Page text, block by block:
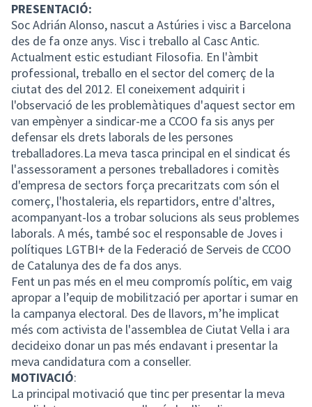
PRESENTACIÓ:
Soc Adrián Alonso, nascut a Astúries i visc a Barcelona
des de fa onze anys. Visc i treballo al Casc Antic.
Actualment estic estudiant Filosofia. En l'àmbit
professional, treballo en el sector del comerç de la
ciutat des del 2012. El coneixement adquirit i
l'observació de les problemàtiques d'aquest sector em
van empènyer a sindicar-me a CCOO fa sis anys per
defensar els drets laborals de les persones
treballadores.La meva tasca principal en el sindicat és
l'assessorament a persones treballadores i comitès
d'empresa de sectors força precaritzats com són el
comerç, l'hostaleria, els repartidors, entre d'altres,
acompanyant-los a trobar solucions als seus problemes
laborals. A més, també soc el responsable de Joves i
polítiques LGTBI+ de la Federació de Serveis de CCOO
de Catalunya des de fa dos anys.
Fent un pas més en el meu compromís polític, em vaig
apropar a l’equip de mobilització per aportar i sumar en
la campanya electoral. Des de llavors, m’he implicat
més com activista de l'assemblea de Ciutat Vella i ara
decideixo donar un pas més endavant i presentar la
meva candidatura com a conseller.
MOTIVACIÓ:
La principal motivació que tinc per presentar la meva